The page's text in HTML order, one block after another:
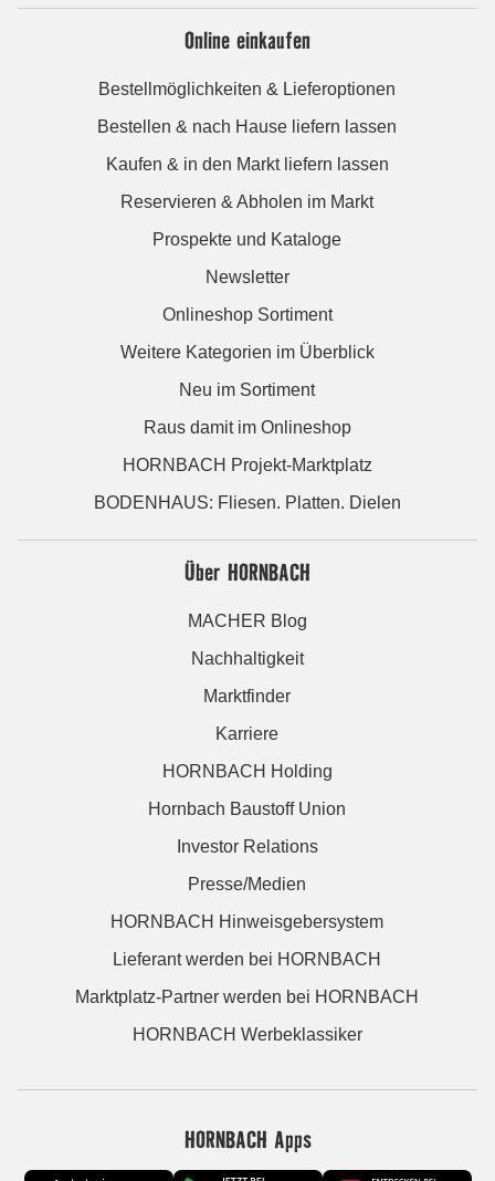
Online einkaufen
Bestellmöglichkeiten & Lieferoptionen
Bestellen & nach Hause liefern lassen
Kaufen & in den Markt liefern lassen
Reservieren & Abholen im Markt
Prospekte und Kataloge
Newsletter
Onlineshop Sortiment
Weitere Kategorien im Überblick
Neu im Sortiment
Raus damit im Onlineshop
HORNBACH Projekt-Marktplatz
BODENHAUS: Fliesen. Platten. Dielen
Über HORNBACH
MACHER Blog
Nachhaltigkeit
Marktfinder
Karriere
HORNBACH Holding
Hornbach Baustoff Union
Investor Relations
Presse/Medien
HORNBACH Hinweisgebersystem
Lieferant werden bei HORNBACH
Marktplatz-Partner werden bei HORNBACH
HORNBACH Werbeklassiker
HORNBACH Apps